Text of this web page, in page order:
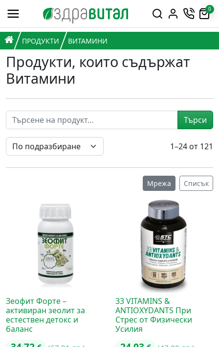
Премини към съдържанието
Горна навигация
0
Главна навигация
НАЧАЛО
ПРОДУКТИ ВИТАМИНИ
Продукти, които съдържат
Витамини
1–24 от 121
Търси
Мрежа Списък
Зеофит Форте –
активиран зеолит за
естествен детокс и
баланс
33 VITAMINS &
ANTIOXYDANTS При
Стрес от Физически
Усилия